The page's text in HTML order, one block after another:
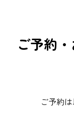
ご予約
ご予約